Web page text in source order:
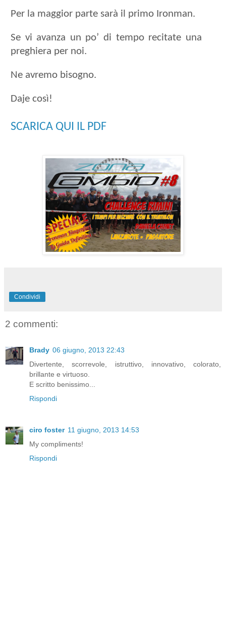
Per la maggior parte sarà il primo Ironman.
Se vi avanza un po’ di tempo recitate una
preghiera per noi.
Ne avremo bisogno.
Daje così!
SCARICA QUI IL PDF
Condividi
2 commenti:
Brady 06 giugno, 2013 22:43
Divertente, scorrevole, istruttivo, innovativo, colorato,
brillante e virtuoso.
E scritto benissimo...
Rispondi
ciro foster 11 giugno, 2013 14:53
My compliments!
Rispondi